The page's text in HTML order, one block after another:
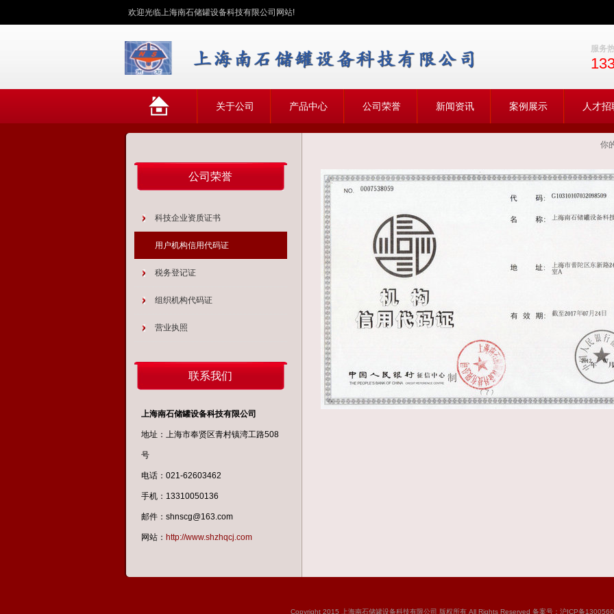
欢迎光临上海南石储罐设备科技有限公司网站!
服务
关于公司 产品中心 公司荣誉 新闻资讯 案例展示 人才招
你
公司荣誉
科技企业资质证书
用户机构信用代码证
税务登记证
组织机构代码证
营业执照
联系我们
上海南石储罐设备科技有限公司
地址：上海市奉贤区青村镇湾工路508
号
电话：021-62603462
手机：13310050136
邮件：shnscg@163.com
网站： http://www.shzhqcj.com
Copyright 2015 上海南石储罐设备科技有限公司 版权所有 All Rights Reserved 备案号：沪ICP备